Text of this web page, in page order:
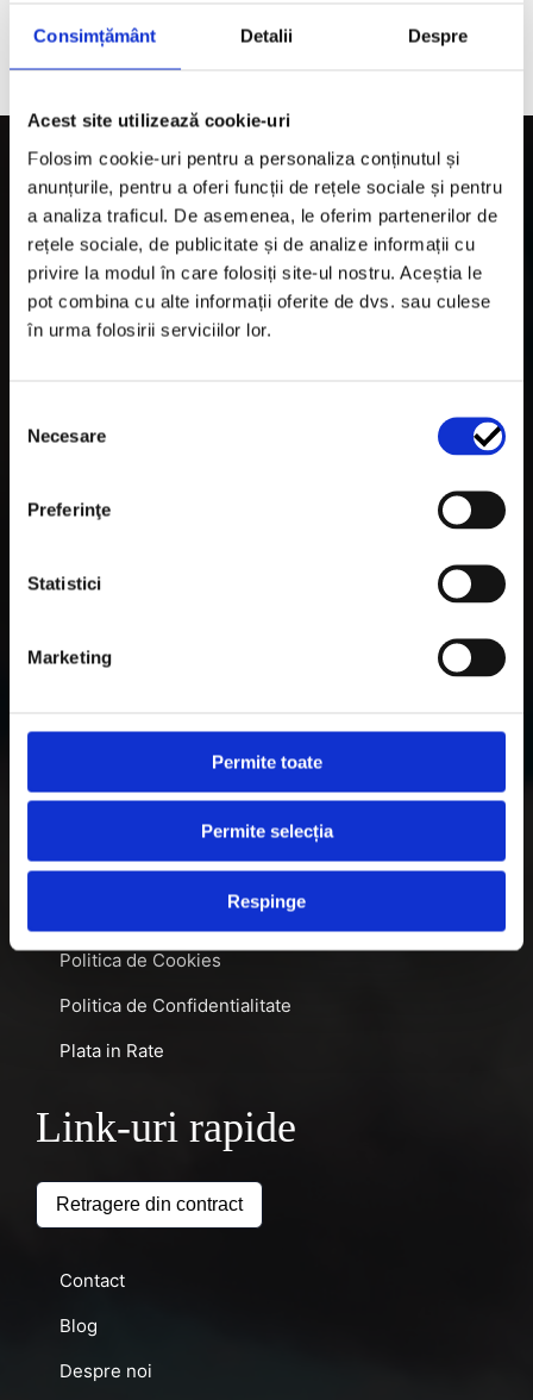
Consimțământ Detalii Despre
Acest site utilizează cookie-uri
Folosim cookie-uri pentru a personaliza conținutul și
anunțurile, pentru a oferi funcții de rețele sociale și pentru
a analiza traficul. De asemenea, le oferim partenerilor de
rețele sociale, de publicitate și de analize informații cu
privire la modul în care folosiți site-ul nostru. Aceștia le
pot combina cu alte informații oferite de dvs. sau culese
în urma folosirii serviciilor lor.
consimțământului
Necesare
Preferinţe
Statistici
Marketing
Permite toate
Permite selecția
Respinge
conform profilului tau.
Categorii
TROLII AUTO
SNORKEL AUTO
DISTANTIERE
Formular Retur
Politica de Cookies
Politica de Confidentialitate
Plata in Rate
Link-uri rapide
Retragere din contract
Contact
Blog
Despre noi